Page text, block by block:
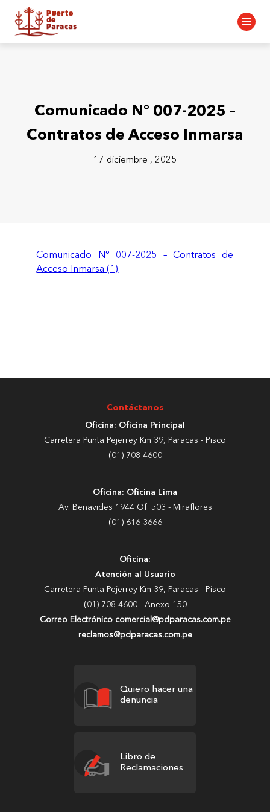
Comunicado N° 007-2025 –
Contratos de Acceso Inmarsa
17 diciembre , 2025
Comunicado N° 007-2025 – Contratos de
Acceso Inmarsa (1)
Contáctanos
Oficina: Oficina Principal
Carretera Punta Pejerrey Km 39, Paracas - Pisco
(01) 708 4600
Oficina: Oficina Lima
Av. Benavides 1944 Of. 503 - Miraflores
(01) 616 3666
Oficina:
Atención al Usuario
Carretera Punta Pejerrey Km 39, Paracas - Pisco
(01) 708 4600 - Anexo 150
Correo Electrónico comercial@pdparacas.com.pe
reclamos@pdparacas.com.pe
Quiero hacer una
denuncia
Libro de
Reclamaciones